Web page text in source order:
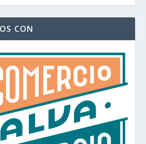
CON